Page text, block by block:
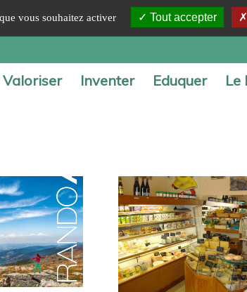
Valoriser Inventer Eduquer Le
vous souhaitez activer Tout accepter